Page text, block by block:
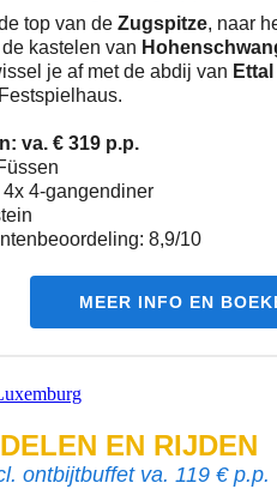
top van de Zugspitze, naar
kastelen van
je af met de abdij van Ettal
va. € 319 p.p.
4-gangendiner
8,9/10
MEER INFO EN
EN RIJDEN
ontbijtbuffet va. 119 € p.p.